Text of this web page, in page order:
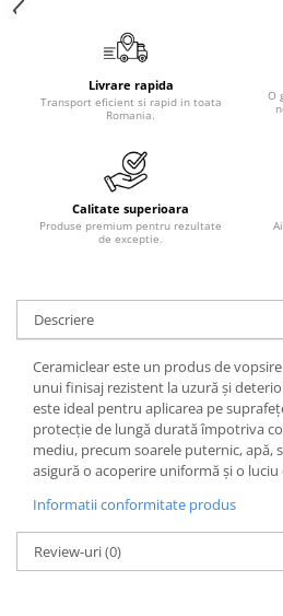
Livrare rapida
Transport eficient si rapid in toata
Romania.
O
Calitate superioara
Produse premium pentru rezultate
de exceptie.
Descriere
Ceramiclear este un produs de
unui finisaj rezistent la uzură și
este ideal pentru aplicarea pe
protecție de lungă durată împotriva
mediu, precum soarele puternic, apă,
asigură o acoperire uniformă și o
Informatii conformitate produs
Review-uri(0)